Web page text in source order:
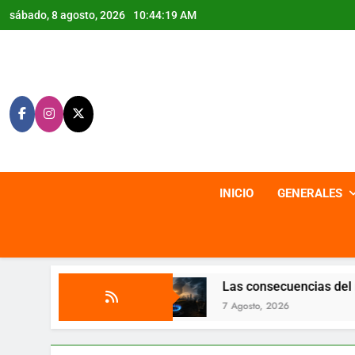
Saltar
al
sábado, 8 agosto, 2026 10:44:21 AM
INICIO GENERALES
Las consecuencias del negacionismo
7 Agosto, 2026